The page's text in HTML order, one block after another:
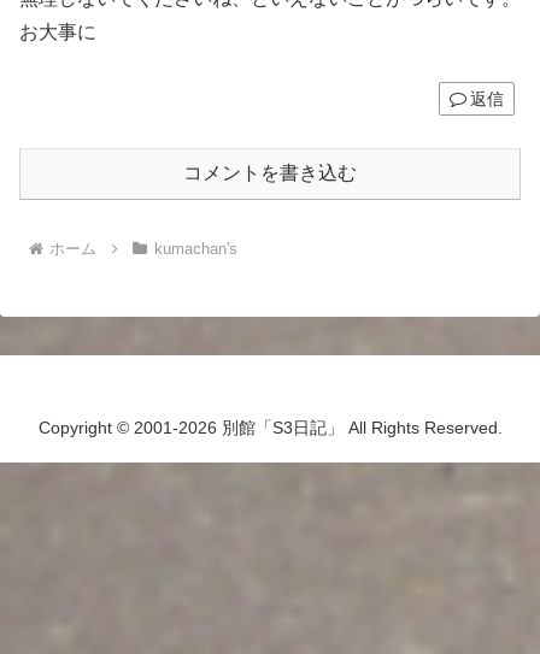
お大事に
返信
コメントを書き込む
ホーム kumachan's
Copyright © 2001-2026 別館「S3日記」 All Rights Reserved.